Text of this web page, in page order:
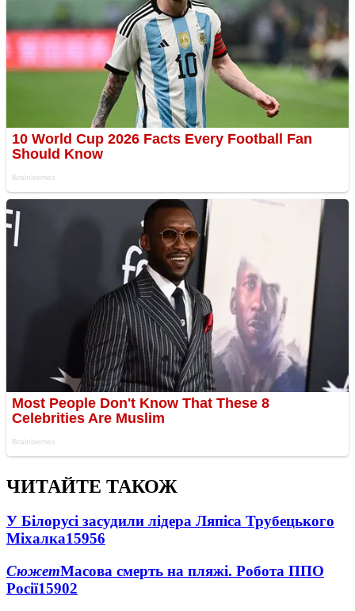
ЧИТАЙТЕ ТАКОЖ
У Білорусі засудили лідера Ляпіса Трубецького
Міхалка15956
СюжетМасова смерть на пляжі. Робота ППО
Росії15902